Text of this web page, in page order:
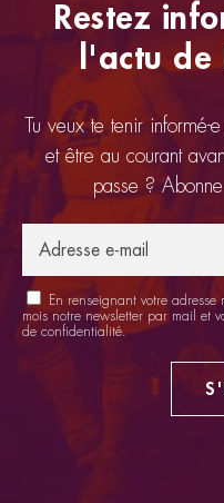
Restez
l'actu de
Tu veux te tenir
et être au courant
passe ?
En renseignant votre adresse
mois notre newsletter par mail et
de confidentialité.